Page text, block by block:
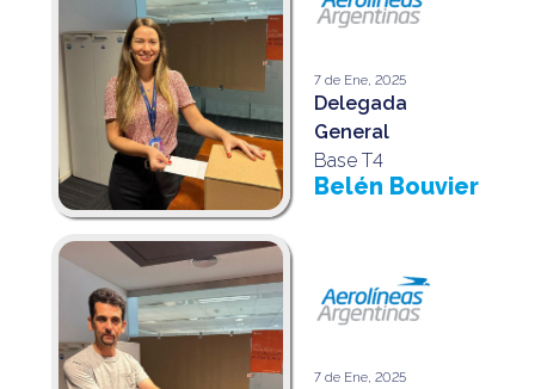
7 de Ene, 2025
Delegada
General
Base T4
Belén Bouvier
7 de Ene, 2025